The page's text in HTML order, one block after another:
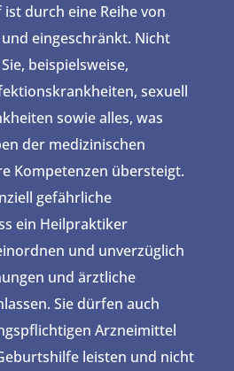
durch eine Reihe von
eingeschränkt. Nicht
beispielsweise,
sexuell
sowie alles, was
der medizinischen
Kompetenzen übersteigt.
gefährliche
ein Heilpraktiker
und unverzüglich
und ärztliche
Sie dürfen auch
Arzneimittel
leisten und nicht